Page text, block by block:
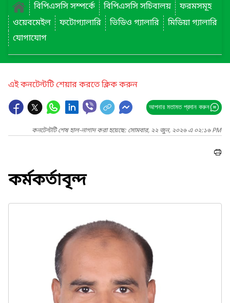
বিপিএসসি সম্পর্কে
বিপিএসসি সচিবালয়
ফরমসমূহ
ওয়েবমেইল
ফটোগ্যালারি ভিডিও গ্যালারি
মিডিয়া গ্যালারি
যোগাযোগ
এই কনটেন্টটি শেয়ার করতে ক্লিক করুন
আপনার মতামত প্রদান করুন
কনটেন্টটি শেষ হাল-নাগাদ করা হয়েছে: সোমবার, ২২ জুন, ২০২৬ এ ০২:১৬ PM
কর্মকর্তাবৃন্দ